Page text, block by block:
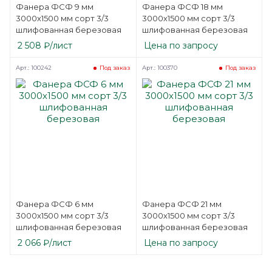
Фанера ФСФ 9 мм
3000х1500 мм сорт 3/3
шлифованная березовая
2 508 ₽/лист
Фанера ФСФ 18 мм
3000х1500 мм сорт 3/3
шлифованная березовая
Цена по запросу
Фанера ФСФ 6 мм
3000х1500 мм сорт 3/3
шлифованная березовая
Под заказ
Арт.: 100242
2 066 ₽/лист
Фанера ФСФ 21 мм
3000х1500 мм сорт 3/3
шлифованная березовая
Под заказ
Арт.: 100370
Цена по запросу